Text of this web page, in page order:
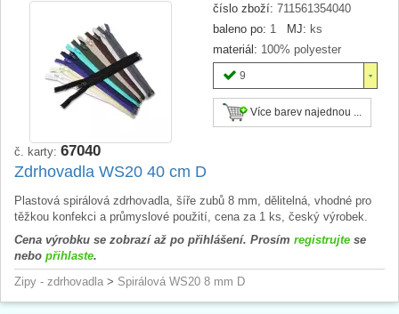
číslo zboží: 711561354040
baleno po: 1 MJ: ks
materiál: 100% polyester
9
Více barev najednou ...
č. karty: 67040
Zdrhovadla WS20 40 cm D
Plastová spirálová zdrhovadla, šíře zubů 8 mm, dělitelná, vhodné pro
těžkou konfekci a průmyslové použití, cena za 1 ks, český výrobek.
Cena výrobku se zobrazí až po přihlášení. Prosím registrujte se
nebo přihlaste.
Zipy - zdrhovadla > Spirálová WS20 8 mm D